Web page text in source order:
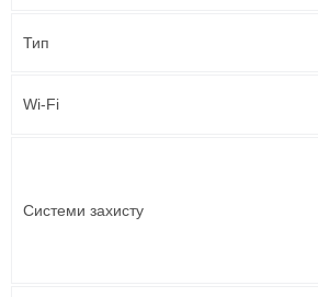
Тип
Wi-Fi
Системи захисту